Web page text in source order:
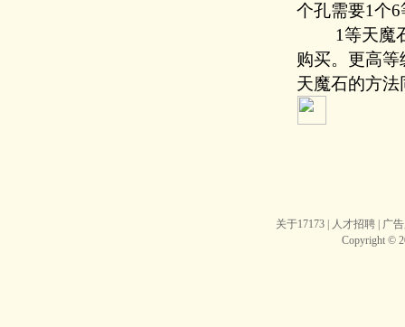
个孔需要1个
1等天魔石
购买。更高
天魔石的方
关于17173 人才招聘
广
Copyright ©